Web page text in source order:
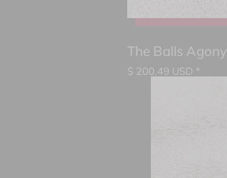
The Balls Agony
$ 200.49 USD *